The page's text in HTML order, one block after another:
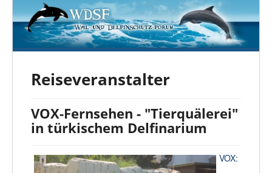
Reiseveranstalter
VOX-Fernsehen - "Tierquälerei"
in türkischem Delfinarium
VOX: